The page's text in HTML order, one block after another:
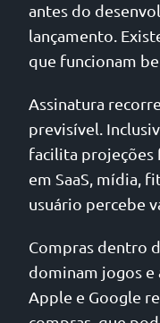
antes do
lançamento.
que funcionam
Assinatura
previsível.
facilita projeções
em SaaS, mídia,
usuário percebe
Compras dentro
dominam jogos e
Apple e Google